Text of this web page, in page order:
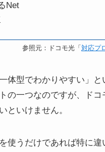
Net
参照元：ドコモ光「対応プ
体型でわかりやすい」と
の一つなのですが、ドコ
といけません。
使うだけであれば特に違